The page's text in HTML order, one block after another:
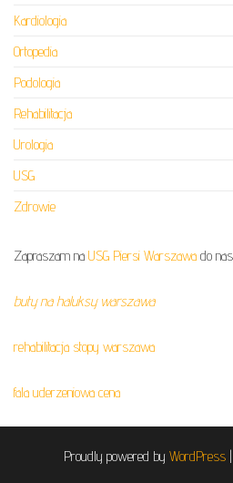
Kardiologia
Ortopedia
Podologia
Rehabilitacja
Urologia
USG
Zdrowie
Zapraszam na USG Piersi Warszawa do
buty na haluksy warszawa
rehabilitacja stopy warszawa
fala uderzeniowa cena
Proudly powered by WordPress